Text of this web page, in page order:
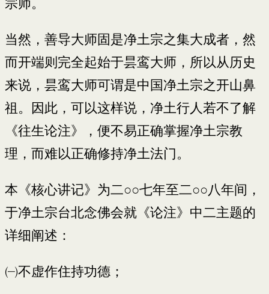
宗师。
当然，善导大师固是净土宗之集大成者，然
而开端则完全起始于昙鸾大师，所以从历史
来说，昙鸾大师可谓是中国净土宗之开山鼻
祖。因此，可以这样说，净土行人若不了解
《往生论注》，便不易正确掌握净土宗教
理，而难以正确修持净土法门。
本《核心讲记》为二○○七年至二○○八年间，
于净土宗台北念佛会就《论注》中二主题的
详细阐述：
㈠不虚作住持功德；